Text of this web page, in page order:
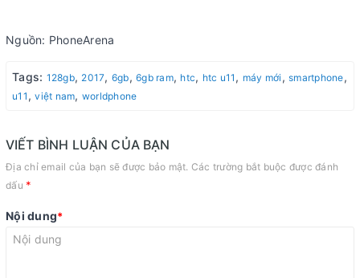
Nguồn: PhoneArena
Tags: 128gb, 2017, 6gb, 6gb ram, htc, htc u11 , máy mới , smartphone,
u11 ,việt nam, worldphone
VIẾT BÌNH LUẬN CỦA BẠN
Địa chỉ email của bạn sẽ được bảo mật. Các trường bắt buộc được đánh
dấu *
Nội dung*